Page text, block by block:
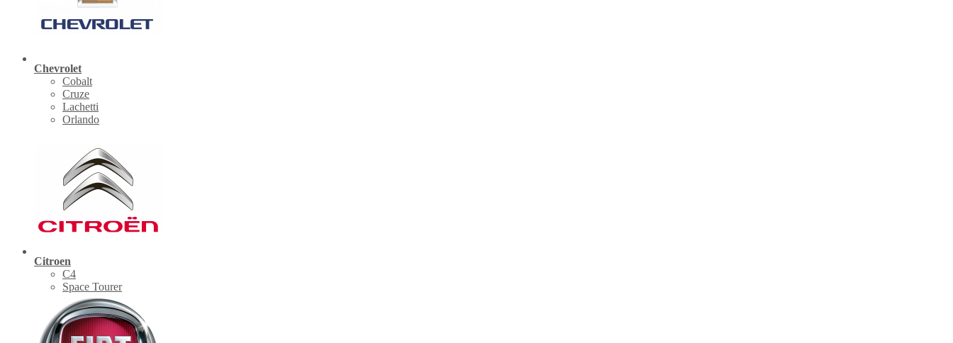
Chevrolet
Cobalt
Cruze
Lachetti
Orlando
Citroen
C4
Space Tourer